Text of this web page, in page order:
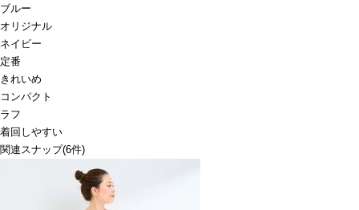
ブルー
オリジナル
ネイビー
定番
きれいめ
コンパクト
ラフ
着回しやすい
関連スナップ(6件)